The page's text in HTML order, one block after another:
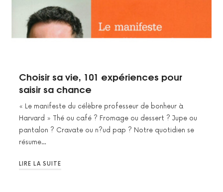
Choisir sa vie, 101 expériences pour
saisir sa chance
« Le manifeste du célèbre professeur de bonheur à
Harvard » Thé ou café ? Fromage ou dessert ? Jupe ou
pantalon ? Cravate ou n?ud pap ? Notre quotidien se
résume…
LIRE LA SUITE